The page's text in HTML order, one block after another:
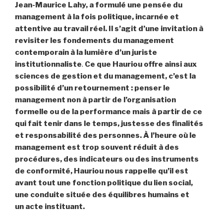
Jean-Maurice Lahy, a formulé une pensée du
management à la fois politique, incarnée et
attentive au travail réel. Il s’agit d’une invitation à
revisiter les fondements du management
contemporain à la lumière d’un juriste
institutionnaliste. Ce que Hauriou offre ainsi aux
sciences de gestion et du management, c’est la
possibilité d’un retournement : penser le
management non à partir de l’organisation
formelle ou de la performance mais à partir de ce
qui fait tenir dans le temps, justesse des finalités
et responsabilité des personnes. À l’heure où le
management est trop souvent réduit à des
procédures, des indicateurs ou des instruments
de conformité, Hauriou nous rappelle qu’il est
avant tout une fonction politique du lien social,
une conduite située des équilibres humains et
un acte instituant.